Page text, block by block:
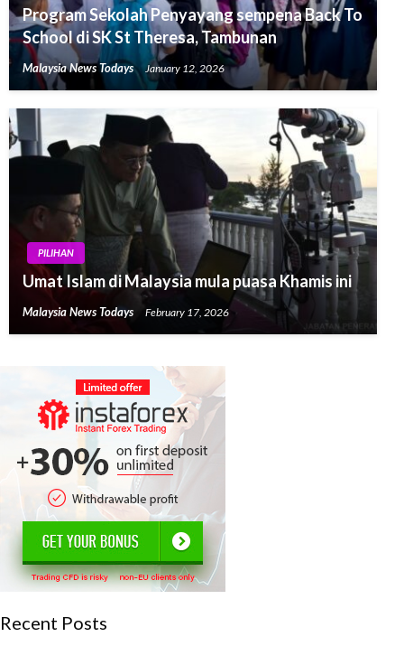
Program Sekolah Penyayang sempena Back To
School di SK St Theresa, Tambunan
Malaysia News Todays January 12, 2026
PILIHAN
Umat Islam di Malaysia mula puasa Khamis ini
Malaysia News Todays February 17, 2026
Recent Posts